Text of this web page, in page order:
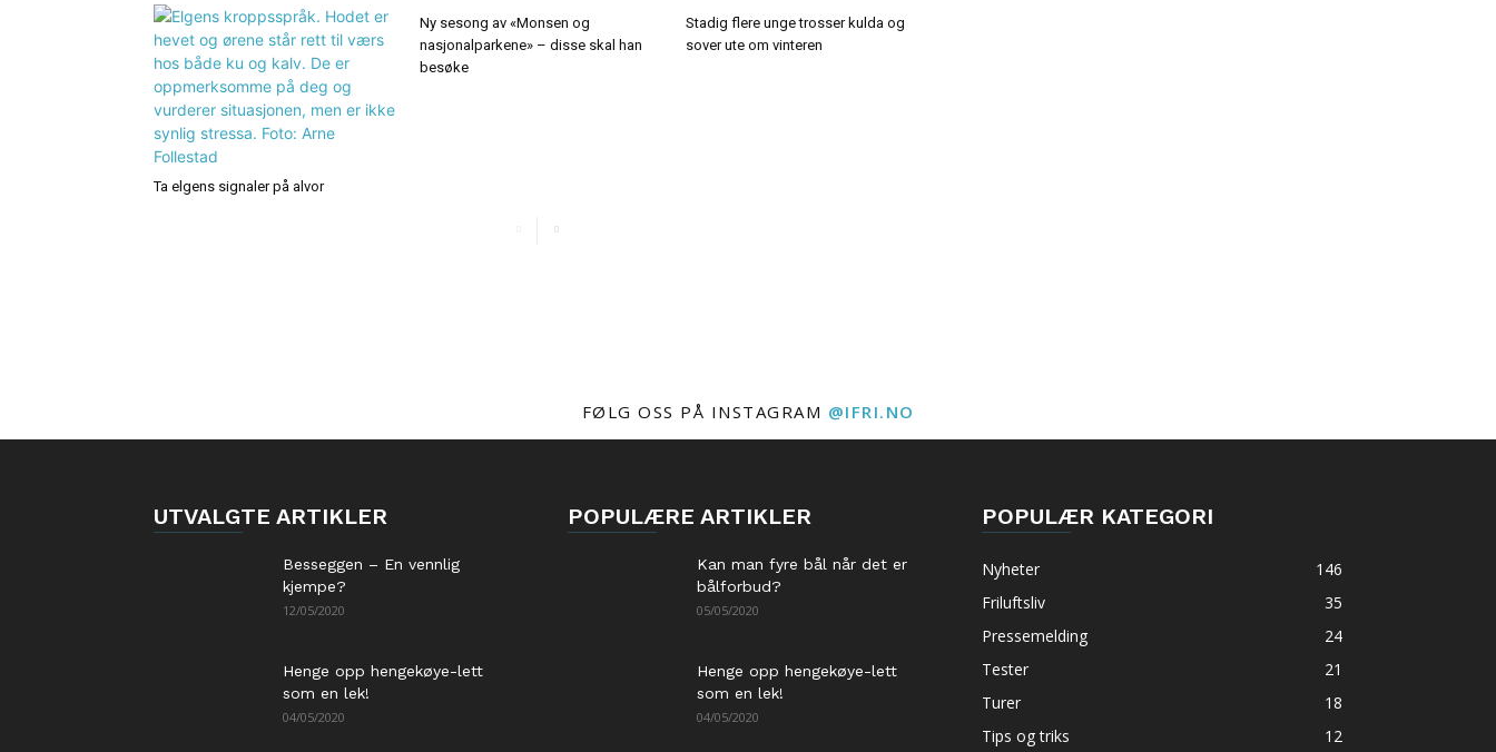
Ta elgens signaler på alvor
Ny sesong av «Monsen og
nasjonalparkene» – disse skal han
besøke
Stadig flere unge trosser kulda og
sover ute om vinteren
FØLG OSS PÅ INSTAGRAM @IFRI.NO
UTVALGTE ARTIKLER
Besseggen – En vennlig
kjempe?
12/05/2020
Henge opp hengekøye-lett
som en lek!
04/05/2020
POPULÆRE ARTIKLER
Kan man fyre bål når det er
bålforbud?
05/05/2020
Henge opp hengekøye-lett
som en lek!
04/05/2020
POPULÆR KATEGORI
Nyheter
146
Friluftsliv
35
Pressemelding
24
Tester
21
Turer
18
Tips og triks
12